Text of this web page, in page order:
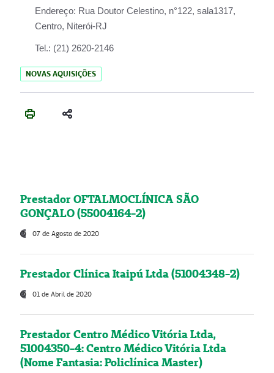
Endereço: Rua Doutor Celestino, n°122, sala1317,
Centro, Niterói-RJ
Tel.: (21) 2620-2146
NOVAS AQUISIÇÕES
Prestador OFTALMOCLÍNICA SÃO
GONÇALO (55004164-2)
07 de Agosto de 2020
Prestador Clínica Itaipú Ltda (51004348-2)
01 de Abril de 2020
Prestador Centro Médico Vitória Ltda,
51004350-4: Centro Médico Vitória Ltda
(Nome Fantasia: Policlínica Master)